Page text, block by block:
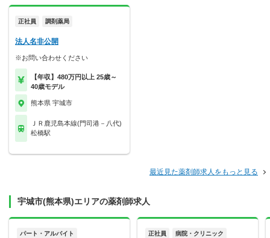
正社員 調剤薬局
法人名非公開
※お問い合わせください
【年収】480万円以上 25歳～
40歳モデル
熊本県 宇城市
ＪＲ鹿児島本線(門司港－八代)
松橋駅
最近見た薬剤師求人をもっと見る
宇城市(熊本県)エリアの薬剤師求人
パート・アルバイト 正社員 病院・クリニック